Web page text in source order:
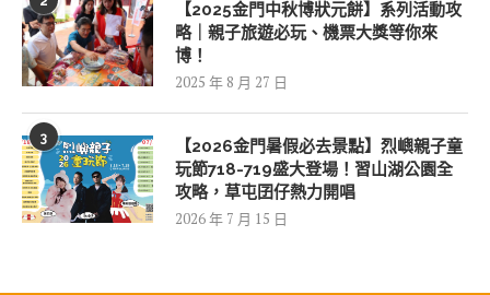
【2025金門中秋博狀元餅】系列活動攻
略｜親子旅遊必玩、機票大獎等你來
博！
2025 年 8 月 27 日
3
【2026金門暑假必去景點】烈嶼親子童
玩節718-719盛大登場！習山湖公園全
攻略，草屯囝仔熱力開唱
2026 年 7 月 15 日